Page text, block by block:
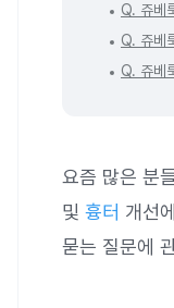
Q. 쥬베
Q. 쥬베
Q. 쥬베
요즘 많은 분
및 흉터 개선
묻는 질문에